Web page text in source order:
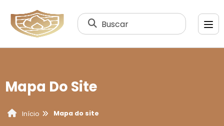
Buscar
Mapa Do Site
Início Mapa do site